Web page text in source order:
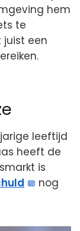
hem
te
een
leeftijd
heeft de
is
nog